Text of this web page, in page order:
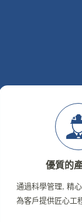
優質的
通過科學管理, 精
為客戶提供匠心工